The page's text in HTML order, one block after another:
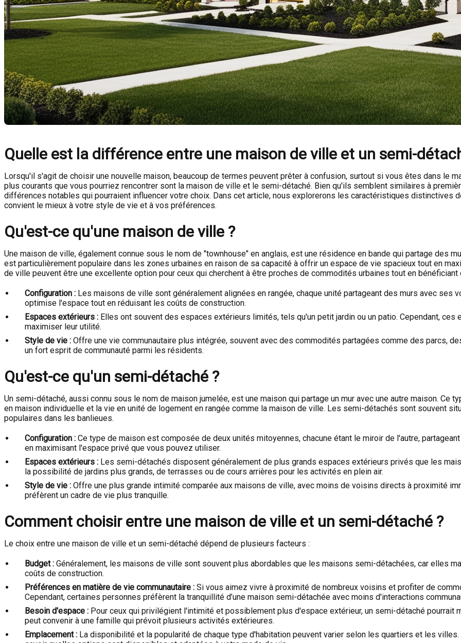
Quelle est la différence entre une maison de ville et un semi-
Lorsqu'il s'agit de choisir une nouvelle maison, beaucoup de termes peuvent prêter à confusion, surtout si vous êtes dans le
plus courants que vous pourriez rencontrer sont la maison de ville et le semi-détaché. Bien qu'ils semblent similaires à
différences notables qui pourraient influencer votre choix. Dans cet article, nous explorerons les caractéristiques distinctives
convient le mieux à votre style de vie et à vos préférences.
Qu'est-ce qu'une maison de ville ?
Une maison de ville, également connue sous le nom de "townhouse" en anglais, est une résidence en bande qui partage des
est particulièrement populaire dans les zones urbaines en raison de sa capacité à offrir un espace de vie spacieux tout en
de ville peuvent être une excellente option pour ceux qui cherchent à être proches de commodités urbaines tout en
Configuration : Les maisons de ville sont généralement alignées en rangée, chaque unité partageant des murs avec ses
optimise l'espace tout en réduisant les coûts de construction.
Espaces extérieurs : Elles ont souvent des espaces extérieurs limités, tels qu'un petit jardin ou un patio. Cependant,
maximiser leur utilité.
Style de vie : Offre une vie communautaire plus intégrée, souvent avec des commodités partagées comme des parcs,
un fort esprit de communauté parmi les résidents.
Qu'est-ce qu'un semi-détaché ?
Un semi-détaché, aussi connu sous le nom de maison jumelée, est une maison qui partage un mur avec une autre maison.
en maison individuelle et la vie en unité de logement en rangée comme la maison de ville. Les semi-détachés sont souvent
populaires dans les banlieues.
Configuration : Ce type de maison est composée de deux unités mitoyennes, chacune étant le miroir de l'autre,
en maximisant l'espace privé que vous pouvez utiliser.
Espaces extérieurs : Les semi-détachés disposent généralement de plus grands espaces extérieurs privés que les
la possibilité de jardins plus grands, de terrasses ou de cours arrières pour les activités en plein air.
Style de vie : Offre une plus grande intimité comparée aux maisons de ville, avec moins de voisins directs à proximité
préfèrent un cadre de vie plus tranquille.
Comment choisir entre une maison de ville et un semi-détaché ?
Le choix entre une maison de ville et un semi-détaché dépend de plusieurs facteurs :
Budget : Généralement, les maisons de ville sont souvent plus abordables que les maisons semi-détachées, car elles
coûts de construction.
Préférences en matière de vie communautaire : Si vous aimez vivre à proximité de nombreux voisins et profiter de
Cependant, certaines personnes préfèrent la tranquillité d’une maison semi-détachée avec moins d'interactions
Besoin d'espace : Pour ceux qui privilégient l'intimité et possiblement plus d'espace extérieur, un semi-détaché pourrait
peut convenir à une famille qui prévoit plusieurs activités extérieures.
Emplacement : La disponibilité et la popularité de chaque type d'habitation peuvent varier selon les quartiers et les